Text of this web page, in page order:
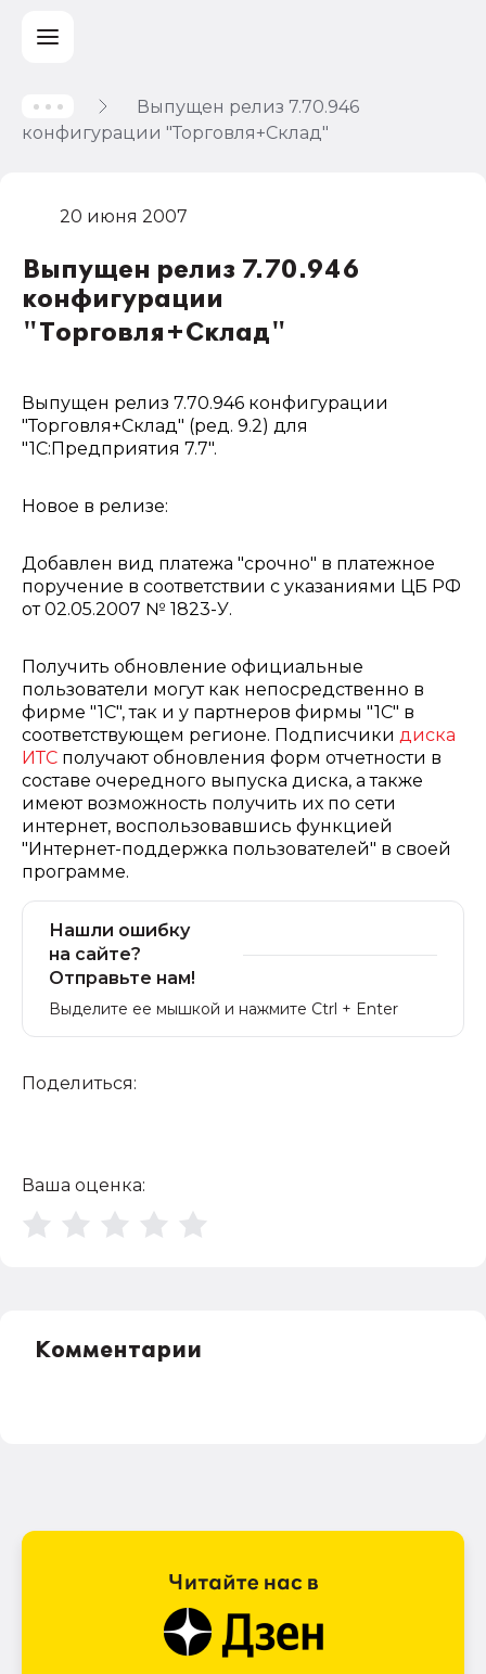
Выпущен релиз 7.70.946
конфигурации "Торговля+Склад"
Выпущен релиз 7.70.946
конфигурации
"Торговля+Склад"
20 июня 2007
Выпущен релиз 7.70.946 конфигурации
"Торговля+Склад" (ред. 9.2) для
"1С:Предприятия 7.7".
Новое в релизе:
Добавлен вид платежа "срочно" в платежное
поручение в соответствии с указаниями ЦБ РФ
от 02.05.2007 № 1823-У.
Получить обновление официальные
пользователи могут как непосредственно в
фирме "1С", так и у партнеров фирмы "1С" в
соответствующем регионе. Подписчики диска
ИТС получают обновления форм отчетности в
составе очередного выпуска диска, а также
имеют возможность получить их по сети
интернет, воспользовавшись функцией
"Интернет-поддержка пользователей" в своей
программе.
Нашли ошибку
на сайте?
Отправьте нам!
Выделите ее мышкой и нажмите Ctrl + Enter
Поделиться:
Ваша оценка:
Комментарии